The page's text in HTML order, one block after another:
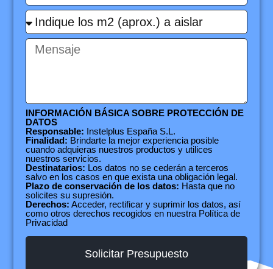
INFORMACIÓN BÁSICA SOBRE PROTECCIÓN DE
DATOS
Responsable: Instelplus España S.L.
Finalidad: Brindarte la mejor experiencia posible
cuando adquieras nuestros productos y utilices
nuestros servicios.
Destinatarios: Los datos no se cederán a terceros
salvo en los casos en que exista una obligación legal.
Plazo de conservación de los datos: Hasta que no
solicites su supresión.
Derechos: Acceder, rectificar y suprimir los datos, así
como otros derechos recogidos en nuestra Política de
Privacidad
Solicitar Presupuesto